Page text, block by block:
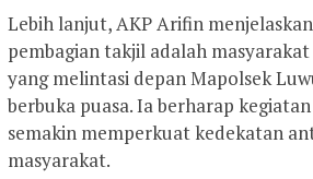
Lebih lanjut, AKP Arifin
pembagian takjil adalah
yang melintasi depan Mapolsek
berbuka puasa. Ia berharap
semakin memperkuat kedekatan
masyarakat.